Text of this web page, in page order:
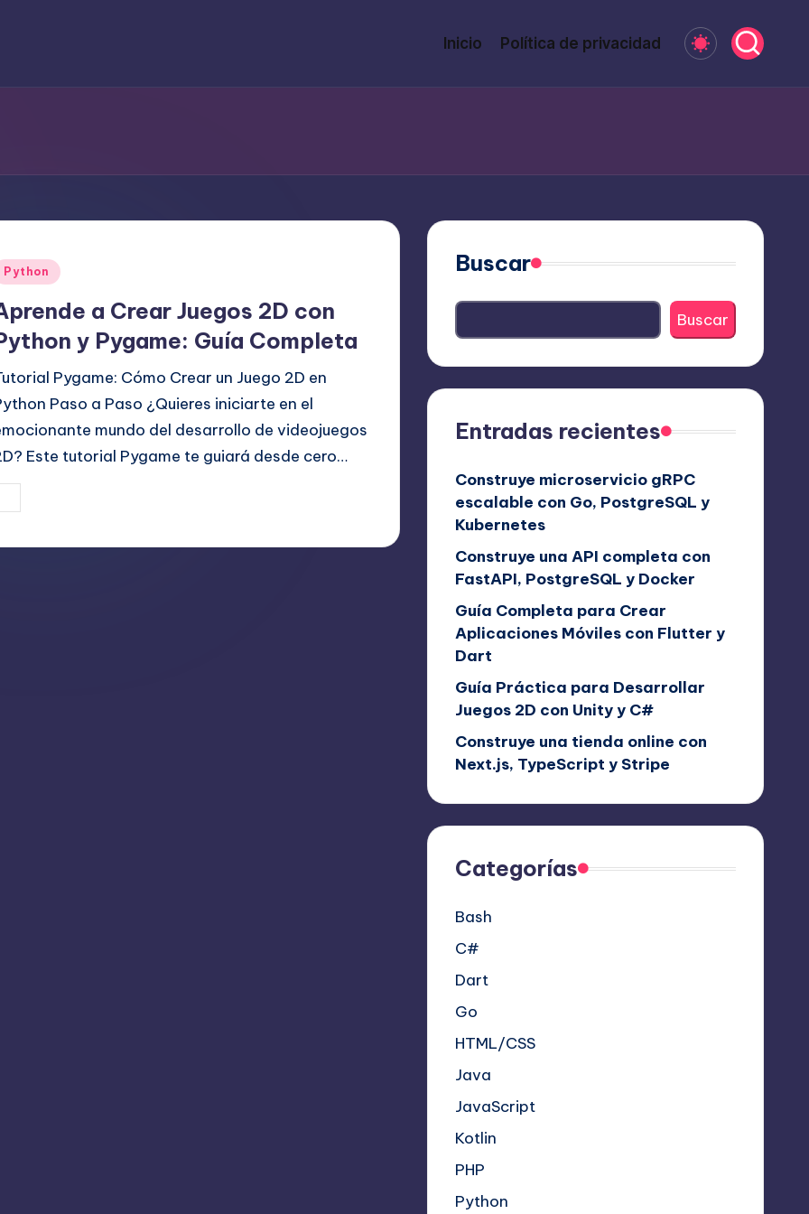
Inicio Política de privacidad
Python
a Crear Juegos 2D con
y Pygame: Guía Completa
Pygame: Cómo Crear un Juego 2D en
Paso a Paso ¿Quieres iniciarte en el
mundo del desarrollo de videojuegos
Este tutorial Pygame te guiará desde cero…
Buscar
Buscar
Entradas recientes
Construye microservicio gRPC
escalable con Go, PostgreSQL y
Kubernetes
Construye una API completa con
FastAPI, PostgreSQL y Docker
Guía Completa para Crear
Aplicaciones Móviles con Flutter y
Dart
Guía Práctica para Desarrollar
Juegos 2D con Unity y C#
Construye una tienda online con
Next.js, TypeScript y Stripe
Categorías
Bash
C#
Dart
Go
HTML/CSS
Java
JavaScript
Kotlin
PHP
Python